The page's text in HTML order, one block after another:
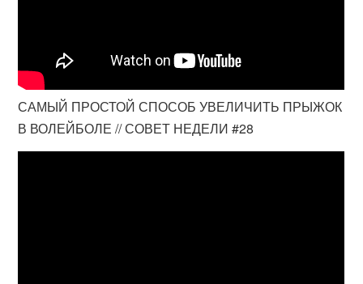
САМЫЙ ПРОСТОЙ СПОСОБ УВЕЛИЧИТЬ ПРЫЖОК
В ВОЛЕЙБОЛЕ // СОВЕТ НЕДЕЛИ #28